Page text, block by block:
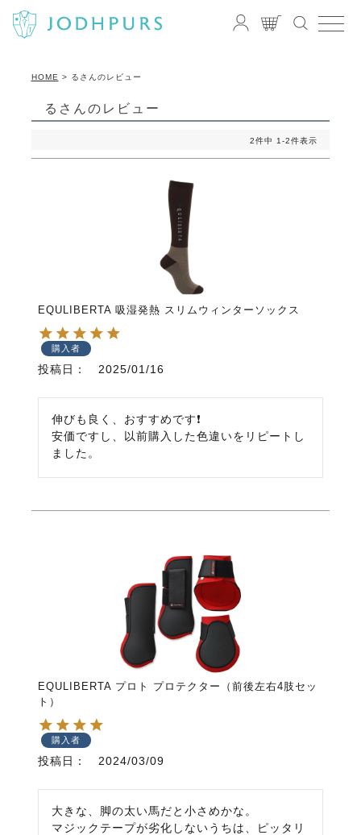
HOME るさんのレビュー
るさんのレビュー
2件中 1-2件表示
EQULIBERTA 吸湿発熱 スリムウィンターソックス
購入者
投稿日 2025/01/16
伸びも良く、おすすめです❗
安価ですし、以前購入した色違いをリピートし
ました。
EQULIBERTA プロト プロテクター（前後左右4肢セッ
ト）
購入者
投稿日 2024/03/09
大きな、脚の太い馬だと小さめかな。
マジックテープが劣化しないうちは、ピッタリ